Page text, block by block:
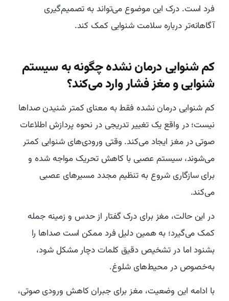
فرد است. درک این موضوع می‌تواند به تصمیم‌گیری
آگاهانه‌تر درباره سلامت شنوایی کمک کند.
کم‌ شنوایی درمان ‌نشده چگونه به سیستم
شنوایی و مغز فشار وارد می‌کند؟
کم شنوایی درمان‌ نشده فقط به معنای کمتر شنیدن صداها
نیست؛ در واقع یک تغییر تدریجی در نحوه پردازش اطلاعات
صوتی در مغز ایجاد می‌کند. وقتی ورودی‌های شنوایی کمتر
می‌شوند، سیستم عصبی با کاهش تحریک مواجه شده و
برای سازگاری شروع به تنظیم مجدد مسیرهای عصبی
می‌کند.
در این حالت، مغز برای درک گفتار از حدس و زمینه جمله
کمک می‌گیرد؛ به همین دلیل فرد ممکن است صداها را
بشنود اما در تشخیص دقیق کلمات دچار مشکل شود،
به‌خصوص در محیط‌های شلوغ.
با ادامه این وضعیت، مغز برای جبران کاهش ورودی صوتی،